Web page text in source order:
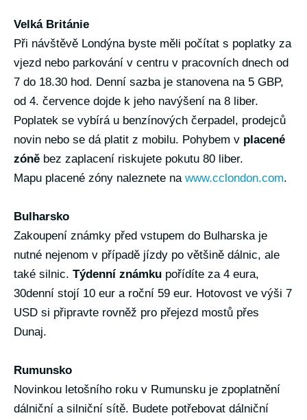
Velká Británie
Při návštěvě Londýna byste měli počítat s poplatky za
vjezd nebo parkování v centru v pracovních dnech od
7 do 18.30 hod. Denní sazba je stanovena na 5 GBP,
od 4. července dojde k jeho navýšení na 8 liber.
Poplatek se vybírá u benzínových čerpadel, prodejců
novin nebo se dá platit z mobilu. Pohybem v placené
zóně bez zaplacení riskujete pokutu 80 liber.
Mapu placené zóny naleznete na www.cclondon.com.
Bulharsko
Zakoupení známky před vstupem do Bulharska je
nutné nejenom v případě jízdy po většině dálnic, ale
také silnic. Týdenní známku pořídíte za 4 eura,
30denní stojí 10 eur a roční 59 eur. Hotovost ve výši 7
USD si připravte rovněž pro přejezd mostů přes
Dunaj.
Rumunsko
Novinkou letošního roku v Rumunsku je zpoplatnění
dálniční a silniční sítě. Budete potřebovat dálniční